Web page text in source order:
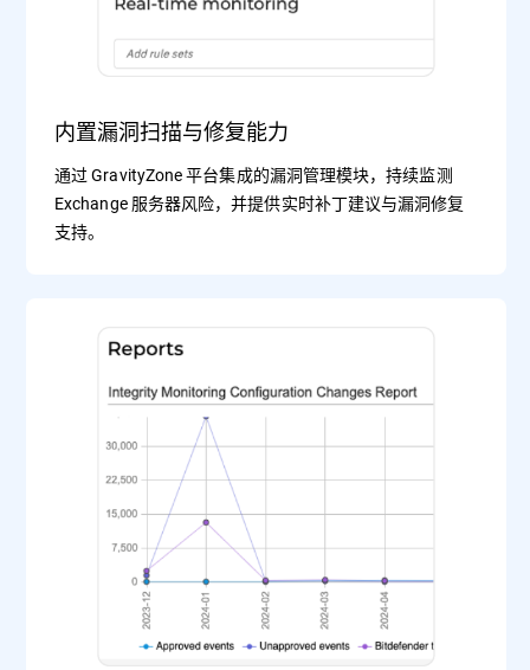
内置漏洞扫描与修复能力
通过 GravityZone 平台集成的漏洞管理模块，持续监测
Exchange 服务器风险，并提供实时补丁建议与漏洞修复
支持。